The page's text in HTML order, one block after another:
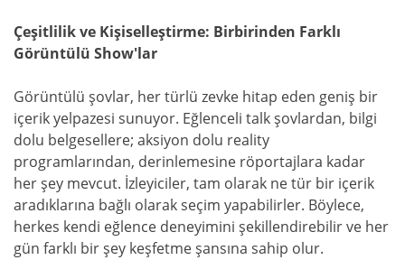
Çeşitlilik ve Kişiselleştirme: Birbirinden Farklı
Görüntülü Show'lar
Görüntülü şovlar, her türlü zevke hitap eden geniş bir
içerik yelpazesi sunuyor. Eğlenceli talk şovlardan, bilgi
dolu belgesellere; aksiyon dolu reality
programlarından, derinlemesine röportajlara kadar
her şey mevcut. İzleyiciler, tam olarak ne tür bir içerik
aradıklarına bağlı olarak seçim yapabilirler. Böylece,
herkes kendi eğlence deneyimini şekillendirebilir ve her
gün farklı bir şey keşfetme şansına sahip olur.